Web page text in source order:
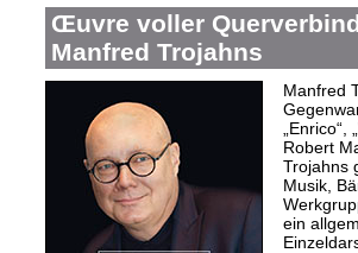
Œuvre voller
Manfred Trojahns
Manfred
Robert
Trojahns
Musik,
ein